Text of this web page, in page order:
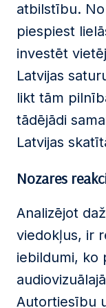
atbilstību.
piespiest
investēt
Latvijas
likt tām
tādējādi
Latvijas
Nozares
Analizējot
viedokļus, ir
iebildumi, ko
Autortiesību